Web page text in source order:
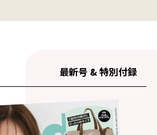
最新号 & 特別付録